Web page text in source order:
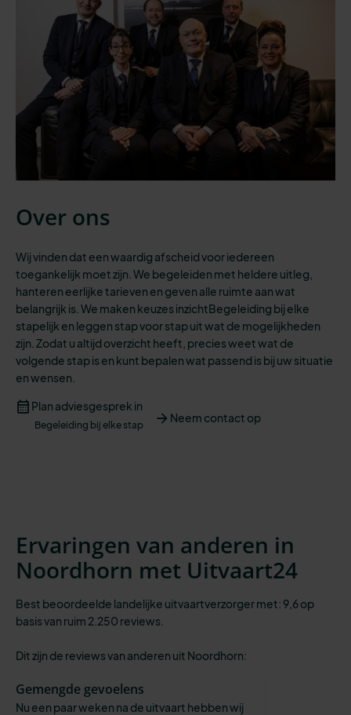
Over ons
Wij vinden dat een waardig afscheid voor iedereen
toegankelijk moet zijn. We begeleiden met heldere uitleg,
hanteren eerlijke tarieven en geven alle ruimte aan wat
belangrijk is. We maken keuzes inzichtBegeleiding bij elke
stapelijk en leggen stap voor stap uit wat de mogelijkheden
zijn. Zodat u altijd overzicht heeft precies weet wat de
volgende stap isen kunt bepalen wat passend is bij uw situatie
enwensen
Plan adviesgesprek in
Begeleiding bij elke stap Neem contact op
Ervaringen van anderen in
Noordhorn met Uitvaart24
Best beoordeelde landelijke uitvaartverzorger met: 9,6 op
basis van ruim 2.250 reviews.
Dit zijn de reviews van anderen uit Noordhorn:
Gemengde gevoelens
Nu een paar weken na de uitvaart hebben wij